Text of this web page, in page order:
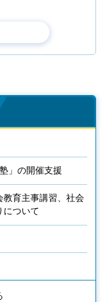
」の開催支援
育主事講習、社会
について